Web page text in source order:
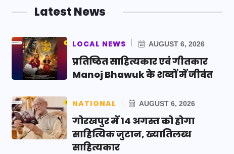
Latest News
LOCAL NEWS AUGUST 6, 2026
प्रतिष्ठित साहित्यकार एवं गीतकार
Manoj Bhawuk के शब्दों में जीवंत
NATIONAL AUGUST 6, 2026
गोरखपुर में 14 अगस्त को होगा
साहित्यिक जुटान, ख्यातिलब्ध
साहित्यकार